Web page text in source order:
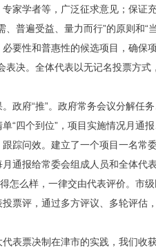
家学者等，广泛征求意见；保证
、普遍受益、量力而行”的原则和
要性和普惠性的候选项目，确保
表决。全体代表以无记名投票方
政府“推”。政府常务会议分解任
“四个到位”，项目实施情况月通
踪问效。建立了一个项目一名常
通报给常委会组成人员和全体
怎么样，一律交由代表评价。市
票评，通过多方评议、多轮评估
表票决制在津市的实践，我们收